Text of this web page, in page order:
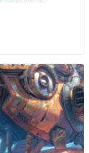
VS CLOVERS
LEAGUE